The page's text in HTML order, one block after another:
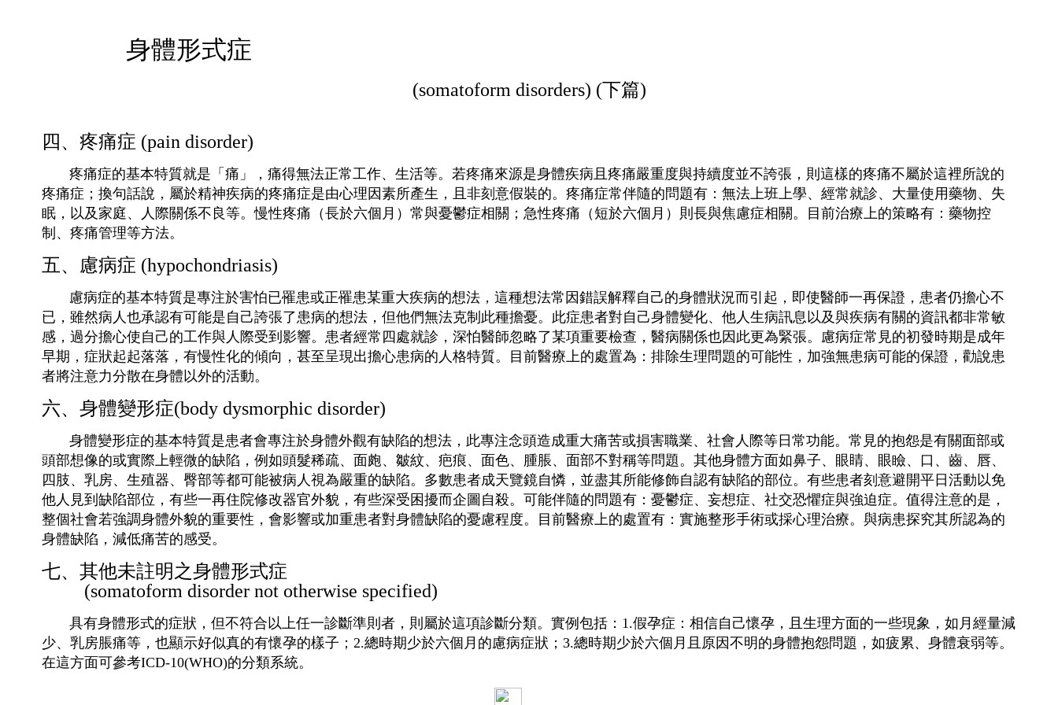
身體形式症
(somatoform disorders) (下篇)
四、疼痛症 (pain disorder)
疼痛症的基本特質就是「痛」，痛得無法正常工作、生活等。若疼痛來源是身體疾病且疼痛嚴重度與持續度並不誇張，則這樣的疼痛不屬於這裡所說的
疼痛症；換句話說，屬於精神疾病的疼痛症是由心理因素所產生，且非刻意假裝的。疼痛症常伴隨的問題有：無法上班上學、經常就診、大量使用藥物、失
眠，以及家庭、人際關係不良等。慢性疼痛（長於六個月）常與憂鬱症相關；急性疼痛（短於六個月）則長與焦慮症相關。目前治療上的策略有：藥物控
制、疼痛管理等方法。
五、慮病症 (hypochondriasis)
慮病症的基本特質是專注於害怕已罹患或正罹患某重大疾病的想法，這種想法常因錯誤解釋自己的身體狀況而引起，即使醫師一再保證，患者仍擔心不
已，雖然病人也承認有可能是自己誇張了患病的想法，但他們無法克制此種擔憂。此症患者對自己身體變化、他人生病訊息以及與疾病有關的資訊都非常敏
感，過分擔心使自己的工作與人際受到影響。患者經常四處就診，深怕醫師忽略了某項重要檢查，醫病關係也因此更為緊張。慮病症常見的初發時期是成年
早期，症狀起起落落，有慢性化的傾向，甚至呈現出擔心患病的人格特質。目前醫療上的處置為：排除生理問題的可能性，加強無患病可能的保證，勸說患
者將注意力分散在身體以外的活動。
六、身體變形症(body dysmorphic disorder)
身體變形症的基本特質是患者會專注於身體外觀有缺陷的想法，此專注念頭造成重大痛苦或損害職業、社會人際等日常功能。常見的抱怨是有關面部或
頭部想像的或實際上輕微的缺陷，例如頭髮稀疏、面皰、皺紋、疤痕、面色、腫脹、面部不對稱等問題。其他身體方面如鼻子、眼睛、眼瞼、口、齒、唇、
四肢、乳房、生殖器、臀部等都可能被病人視為嚴重的缺陷。多數患者成天覽鏡自憐，並盡其所能修飾自認有缺陷的部位。有些患者刻意避開平日活動以免
他人見到缺陷部位，有些一再住院修改器官外貌，有些深受困擾而企圖自殺。可能伴隨的問題有：憂鬱症、妄想症、社交恐懼症與強迫症。值得注意的是，
整個社會若強調身體外貌的重要性，會影響或加重患者對身體缺陷的憂慮程度。目前醫療上的處置有：實施整形手術或採心理治療。與病患探究其所認為的
身體缺陷，減低痛苦的感受。
七、其他未註明之身體形式症
(somatoform disorder not otherwise specified)
具有身體形式的症狀，但不符合以上任一診斷準則者，則屬於這項診斷分類。實例包括：1.假孕症：相信自己懷孕，且生理方面的一些現象，如月經量減
少、乳房脹痛等，也顯示好似真的有懷孕的樣子；2.總時期少於六個月的慮病症狀；3.總時期少於六個月且原因不明的身體抱怨問題，如疲累、身體衰弱等。
在這方面可參考ICD-10(WHO)的分類系統。